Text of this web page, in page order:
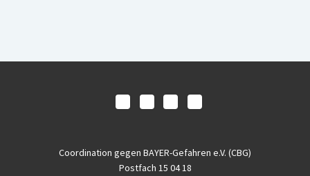
Coordination gegen BAYER-Gefahren e.V. (CBG)
Postfach 15 04 18